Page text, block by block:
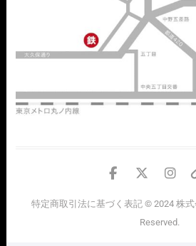
facebook
特定商取引法に基づく表記© 2024 株
Reserved.